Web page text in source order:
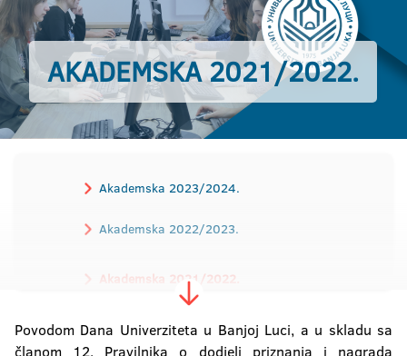
AKADEMSKA 2021/2022.
Akademska 2023/2024.
Akademska 2022/2023.
Akademska 2021/2022.
Akademska 2020/2021.
Povodom Dana Univerziteta u Banjoj Luci, a u skladu sa
članom 12. Pravilnika o dodjeli priznanja i nagrada